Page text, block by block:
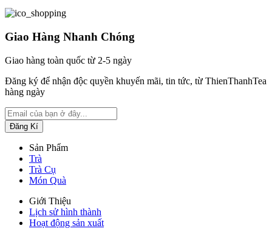
Giao Hàng Nhanh Chóng
Giao hàng toàn quốc từ 2-5 ngày
Đăng ký để nhận độc quyền khuyến mãi, tin tức, từ ThienThanhTea
hàng ngày
Sản Phẩm
Trà
Trà Cụ
Món Quà
Giới Thiệu
Lịch sử hình thành
Hoạt động sản xuất